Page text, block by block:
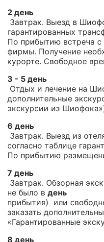
2 день
Завтрак. Выезд в
гарантированных
По прибытию встреча с
фирмы. Получение
курорте. Свободное
3 - 5 день
Отдых и лечение на
дополнительные
экскурсии из
6 день
Завтрак. Выезд из
согласно таблице
По прибытию
7 день
Завтрак. Обзорная
не было в день
прибытия) или
заказать
«Гарантированные
8 день